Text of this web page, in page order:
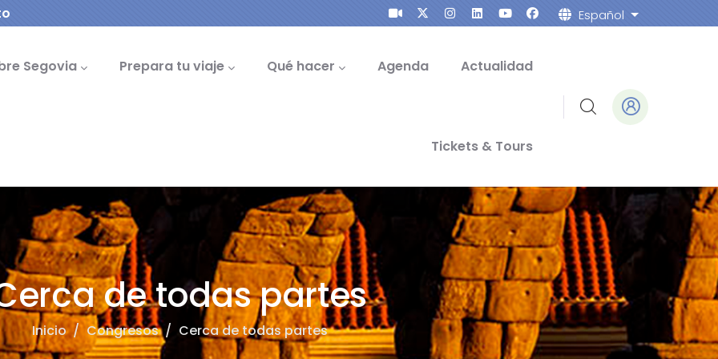
Español Lista
Segovia Prepara tu viaje Qué hacer Agenda Actualidad
Tickets & Tours
de todas partes
Inicio/ Congresos/ Cerca de todas partes